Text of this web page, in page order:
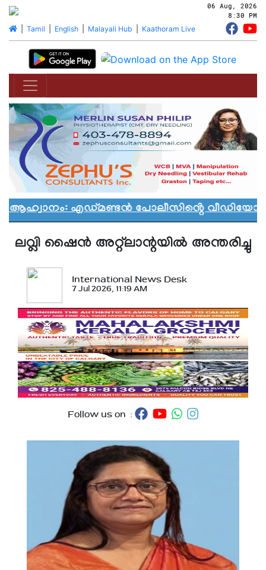
06 Aug, 2026
8:30 PM
| Tamil English| Malayali Hub Kaathoram Live
എഡ്മണ്ടൻ പോലീസിൻ്റെ വീഡിയോ
ലവ്ലി ഷൈന്‍ അറ്റ്ലാന്റയില്‍ അന്തരിച്ചു
International News Desk
7 Jul 2026, 11:19 AM
Follow us on :